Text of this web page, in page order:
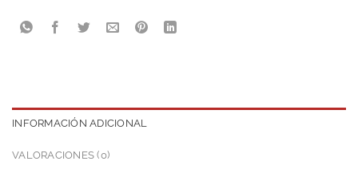
INFORMACIÓN ADICIONAL
VALORACIONES (0)